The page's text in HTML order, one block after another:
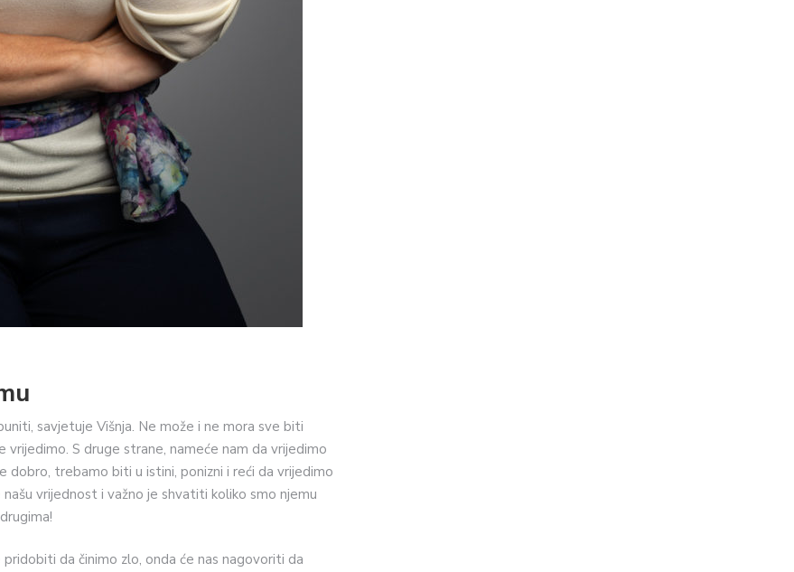
savjetuje Višnja. Ne može i ne mora sve biti
S druge strane, nameće nam da vrijedimo
dobro, trebamo biti u istini, ponizni i reći da vrijedimo
vrijednost i važno je shvatiti koliko smo njemu
pridobiti da činimo zlo, onda će nas nagovoriti da